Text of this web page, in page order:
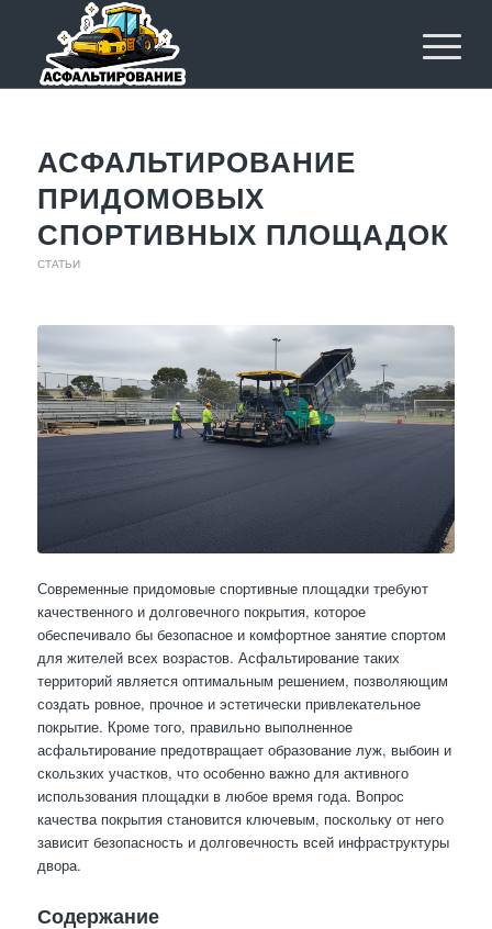
АСФАЛЬТИРОВАНИЕ
ПРИДОМОВЫХ
СПОРТИВНЫХ ПЛОЩАДОК
СТАТЬИ
Современные придомовые спортивные площадки требуют
качественного и долговечного покрытия, которое
обеспечивало бы безопасное и комфортное занятие спортом
для жителей всех возрастов. Асфальтирование таких
территорий является оптимальным решением, позволяющим
создать ровное, прочное и эстетически привлекательное
покрытие. Кроме того, правильно выполненное
асфальтирование предотвращает образование луж, выбоин и
скользких участков, что особенно важно для активного
использования площадки в любое время года. Вопрос
качества покрытия становится ключевым, поскольку от него
зависит безопасность и долговечность всей инфраструктуры
двора.
Содержание